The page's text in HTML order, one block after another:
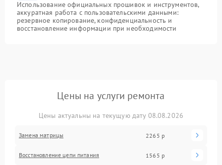
Использование официальных прошивок и инструментов,
аккуратная работа с пользовательскими данными:
резервное копирование, конфиденциальность и
восстановление информации при необходимости
Цены на услуги ремонта
Цены актуальны на текущую дату 08.08.2026
Замена матрицы 2265 р
Восстановление цепи питания 1565 р